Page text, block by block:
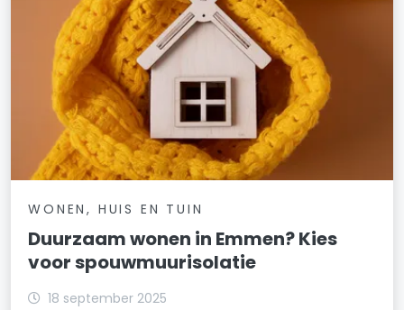
WONEN, HUIS EN TUIN
Duurzaam wonen in Emmen? Kies
voor spouwmuurisolatie
18 september 2025